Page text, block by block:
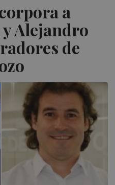
a
Alejandro
de